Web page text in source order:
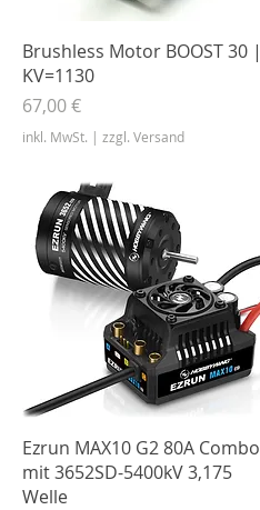
Schnellansicht
Brushless Motor BOOST 30 |
KV=1130
Preis
67,00 €
inkl. MwSt. | zzgl. Versand
Schnellansicht
Ezrun MAX10 G2 80A Combo
mit 3652SD-5400kV 3,175
Welle